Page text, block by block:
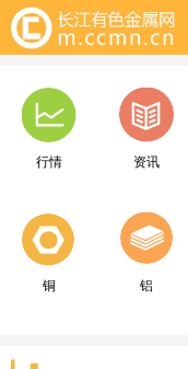
行情 资讯
铜 铝